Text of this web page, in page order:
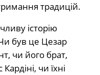
традицій.
історію
був це Цезар
чи його брат,
чи їхні